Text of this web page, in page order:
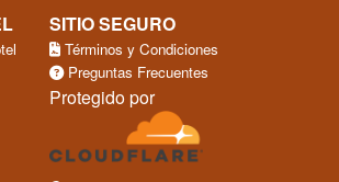
SITIO SEGURO
Términos y Condiciones
Preguntas Frecuentes
Protegido por